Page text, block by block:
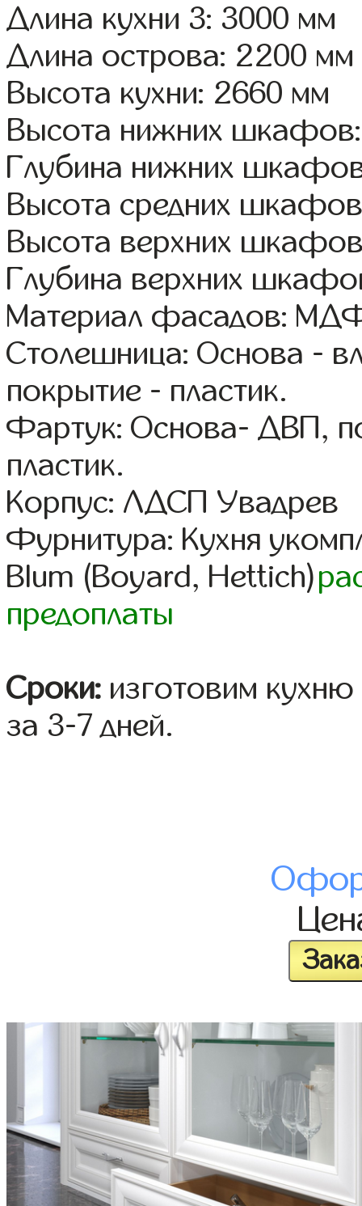
Длина кухни 3: 3000 мм
Длина острова: 2200 мм
Высота кухни: 2660 мм
Высота нижних
Глубина нижних
Высота средних
Высота верхних
Глубина верхних
Материал фасадов:
Столешница: Основа -
покрытие - пластик.
Фартук: Основа- ДВП,
пластик.
Корпус: ЛДСП Увадрев
Фурнитура: Кухня
Blum (Boyard, Hettich)
предоплаты
Сроки: изготовим
за 3-7 дней.